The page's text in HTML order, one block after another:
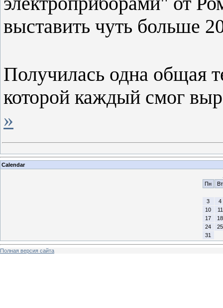
выставить чуть больше
Получилась одна общая
которой каждый смог
»
Calendar
Пн
Вт
3
4
10
11
17
18
24
25
31
Полная версия сайта